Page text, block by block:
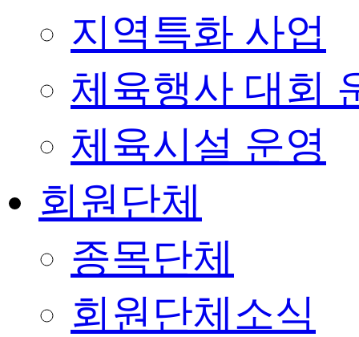
지역특화 사업
체육행사 대회
체육시설 운영
회원단체
종목단체
회원단체소식